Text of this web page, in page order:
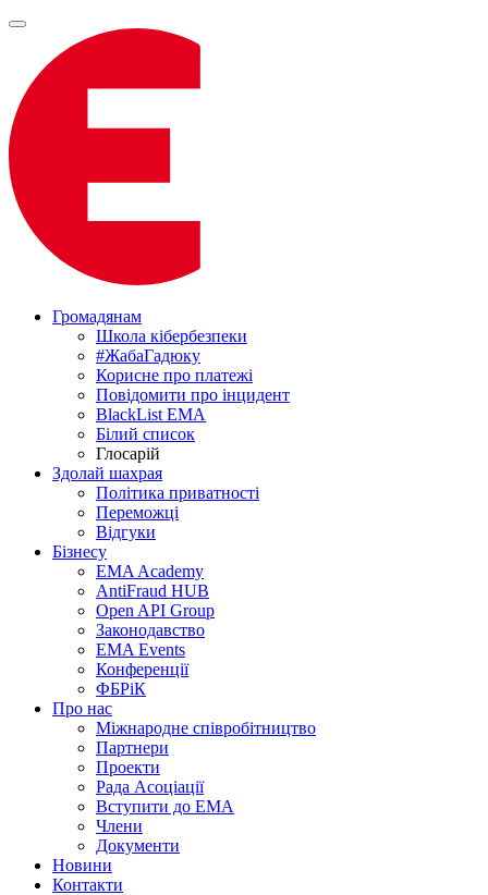
Громадянам
Школа кібербезпеки
#ЖабаГадюку
Корисне про платежі
Повідомити про інцидент
BlackList EMA
Білий список
Глосарій
Здолай шахрая
Політика приватності
Переможцi
Відгуки
Бізнесу
EMA Academy
AntiFraud HUB
Open API Group
Законодавство
EMA Events
Конференції
ФБРіК
Про нас
Міжнародне співробітництво
Партнери
Проекти
Рада Асоціації
Вступити до ЕМА
Члени
Документи
Новини
Контакти